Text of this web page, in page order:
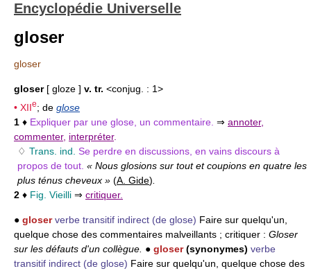
Encyclopédie Universelle
gloser
gloser
gloser[ gloze ] v. tr. <conjug. : 1>
• XIIe; de glose
1 ♦ Expliquer par une glose, un commentaire. ⇒ annoter,
commenter, interpréter.
♢ Trans. ind. Se perdre en discussions, en vains discours à
propos de tout. « Nous glosions sur tout et coupions en quatre les
plus ténus cheveux » (A. Gide)
2 ♦ Fig. Vieilli ⇒ critiquer.
● gloser verbe transitif indirect (de glose) Faire sur quelqu'un,
quelque chose des commentaires malveillants ; critiquer : Gloser
sur les défauts d'un collègue. ● gloser(synonymes) verbe
transitif indirect (de glose) Faire sur quelqu'un, quelque chose des